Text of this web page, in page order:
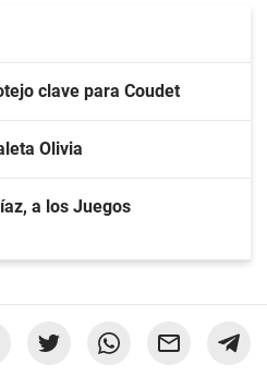
clave para Coudet
Olivia
a los Juegos